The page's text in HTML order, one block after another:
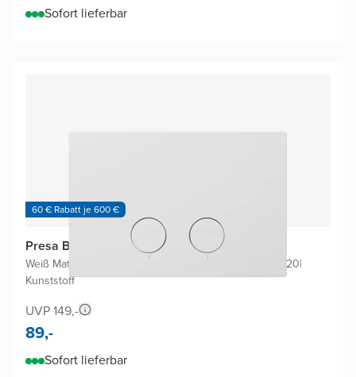
Sofort lieferbar
60 € Rabatt je 600 €
Presa Betätigungsplatten
Weiß Matt Für Geberit Duofix Sigma UP320 oder UP720|
Kunststoff
UVP 149,-
89,-
Sofort lieferbar